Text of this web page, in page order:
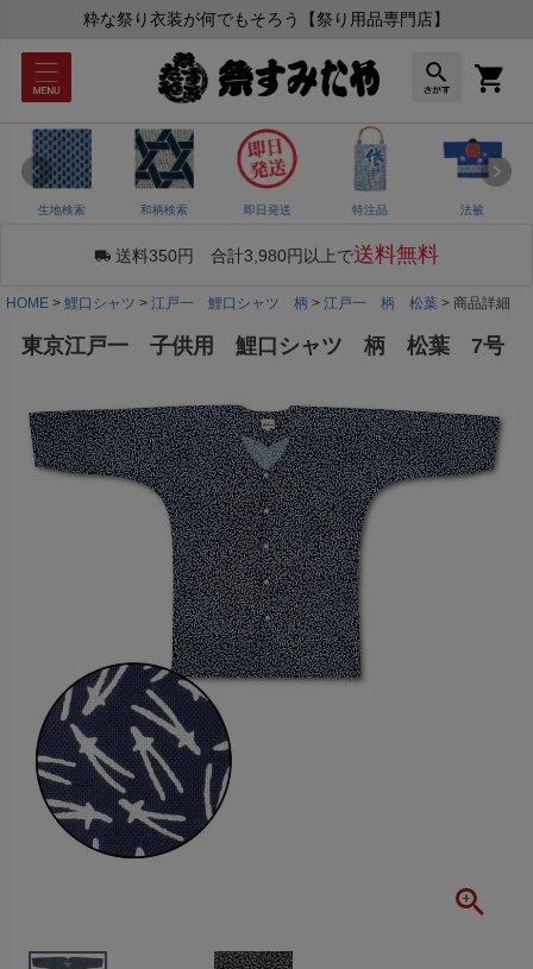
粋な祭り衣装が何でもそろう【祭り用品専門店】
生地検索 和柄検索 即日発送 特注品 法被
送料350円 合計3,980円以上で送料無料
HOME 鯉口シャツ 江戸一 鯉口シャツ 柄 江戸一 柄 松葉 商品詳細
東京江戸一 子供用 鯉口シャツ 柄 松葉 7号